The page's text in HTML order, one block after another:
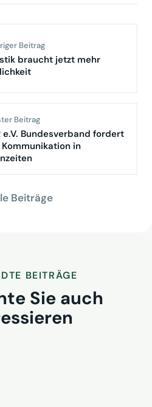
Beitrag
braucht jetzt mehr
Beitrag
e.V. Bundesverband fordert
in
Beiträge
BEITRÄGE
Sie auch